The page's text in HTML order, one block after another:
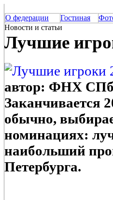
О федерации Гостиная
Новости и статьи
Лучшие
автор: ФНХ СПб
Заканчивается
обычно,
номинациях:
наибольший
Петербурга.